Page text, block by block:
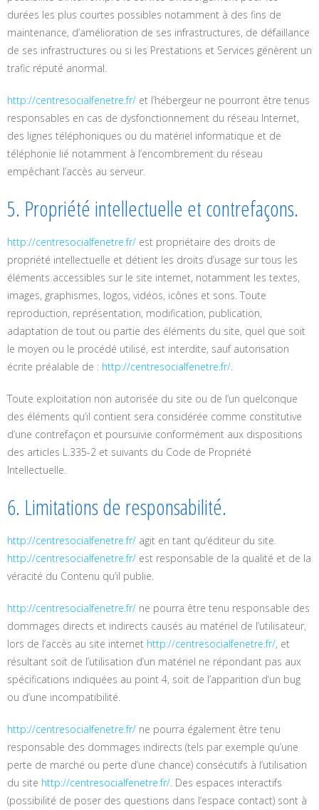
durées les plus courtes possibles notamment à des fins de
maintenance, d’amélioration de ses infrastructures, de défaillance
de ses infrastructures ou si les Prestations et Services génèrent un
trafic réputé anormal.
http://centresocialfenetre.fr/ et l’hébergeur ne pourront être tenus
responsables en cas de dysfonctionnement du réseau Internet,
des lignes téléphoniques ou du matériel informatique et de
téléphonie lié notamment à l’encombrement du réseau
empêchant l’accès au serveur.
5. Propriété intellectuelle et contrefaçons.
http://centresocialfenetre.fr/ est propriétaire des droits de
propriété intellectuelle et détient les droits d’usage sur tous les
éléments accessibles sur le site internet, notamment les textes,
images, graphismes, logos, vidéos, icônes et sons. Toute
reproduction, représentation, modification, publication,
adaptation de tout ou partie des éléments du site, quel que soit
le moyen ou le procédé utilisé, est interdite, sauf autorisation
écrite préalable de : http://centresocialfenetre.fr/.
Toute exploitation non autorisée du site ou de l’un quelconque
des éléments qu’il contient sera considérée comme constitutive
d’une contrefaçon et poursuivie conformément aux dispositions
des articles L.335-2 et suivants du Code de Propriété
Intellectuelle.
6. Limitations de responsabilité.
http://centresocialfenetre.fr/ agit en tant qu’éditeur du site.
http://centresocialfenetre.fr/ est responsable de la qualité et de la
véracité du Contenu qu’il publie.
http://centresocialfenetre.fr/ ne pourra être tenu responsable des
dommages directs et indirects causés au matériel de l’utilisateur,
lors de l’accès au site internet http://centresocialfenetre.fr/, et
résultant soit de l’utilisation d’un matériel ne répondant pas aux
spécifications indiquées au point 4, soit de l’apparition d’un bug
ou d’une incompatibilité.
http://centresocialfenetre.fr/ ne pourra également être tenu
responsable des dommages indirects (tels par exemple qu’une
perte de marché ou perte d’une chance) consécutifs à l’utilisation
du site http://centresocialfenetre.fr/. Des espaces interactifs
(possibilité de poser des questions dans l’espace contact) sont à